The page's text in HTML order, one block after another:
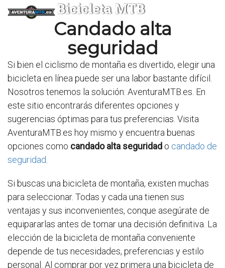
Bicicleta MTB
Candado alta
seguridad
Si bien el ciclismo de montaña es divertido, elegir una
bicicleta en línea puede ser una labor bastante difícil.
Nosotros tenemos la solución: AventuraMTB.es. En
este sitio encontrarás diferentes opciones y
sugerencias óptimas para tus preferencias. Visita
AventuraMTB.es hoy mismo y encuentra buenas
opciones como candado alta seguridad o candado de
seguridad
Si buscas una bicicleta de montaña, existen muchas
para seleccionar. Todas y cada una tienen sus
ventajas y sus inconvenientes, conque asegúrate de
equipararlas antes de tomar una decisión definitiva. La
elección de la bicicleta de montaña conveniente
depende de tus necesidades, preferencias y estilo
personal. Al comprar por vez primera una bicicleta de